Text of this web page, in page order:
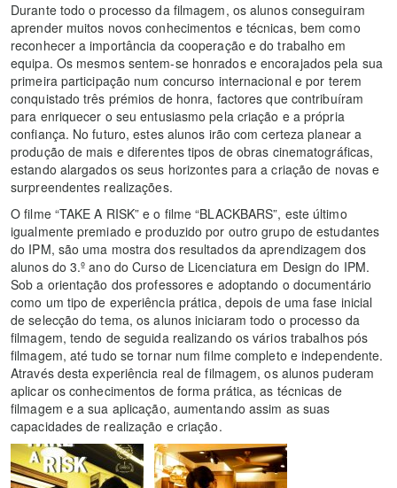
Durante todo o processo da filmagem, os alunos conseguiram
aprender muitos novos conhecimentos e técnicas, bem como
reconhecer a importância da cooperação e do trabalho em
equipa. Os mesmos sentem-se honrados e encorajados pela sua
primeira participação num concurso internacional e por terem
conquistado três prémios de honra, factores que contribuíram
para enriquecer o seu entusiasmo pela criação e a própria
confiança. No futuro, estes alunos irão com certeza planear a
produção de mais e diferentes tipos de obras cinematográficas,
estando alargados os seus horizontes para a criação de novas e
surpreendentes realizações.
O filme “TAKE A RISK” e o filme “BLACKBARS”, este último
igualmente premiado e produzido por outro grupo de estudantes
do IPM, são uma mostra dos resultados da aprendizagem dos
alunos do 3.º ano do Curso de Licenciatura em Design do IPM.
Sob a orientação dos professores e adoptando o documentário
como um tipo de experiência prática, depois de uma fase inicial
de selecção do tema, os alunos iniciaram todo o processo da
filmagem, tendo de seguida realizando os vários trabalhos pós
filmagem, até tudo se tornar num filme completo e independente.
Através desta experiência real de filmagem, os alunos puderam
aplicar os conhecimentos de forma prática, as técnicas de
filmagem e a sua aplicação, aumentando assim as suas
capacidades de realização e criação.